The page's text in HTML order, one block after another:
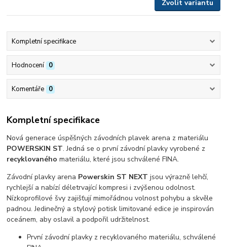
Zvolit variantu
Kompletní specifikace
Hodnocení 0
Komentáře 0
Kompletní specifikace
Nová generace úspěšných závodních plavek arena z materiálu
POWERSKIN ST. Jedná se o první závodní plavky vyrobené z
recyklovanéhomateriálu, které jsou schválené FINA.
Závodní plavky arena Powerskin ST NEXTjsou výrazně lehčí,
rychlejší a nabízí déletrvající kompresi i zvýšenou odolnost.
Nízkoprofilové švy zajišťují mimořádnou volnost pohybu a skvěle
padnou. Jedinečný a stylový potisk limitované edice je inspirován
oceánem, aby oslavil a podpořil udržitelnost.
První závodní plavky z recyklovaného materiálu, schválené